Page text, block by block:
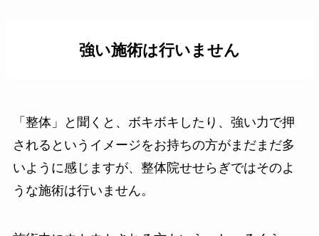
強い施術は行いません
「整体」と聞くと、ボキボキしたり、強い力で押
されるというイメージをお持ちの方がまだまだ多
いように感じますが、整体院せせらぎではそのよ
うな施術は行いません。